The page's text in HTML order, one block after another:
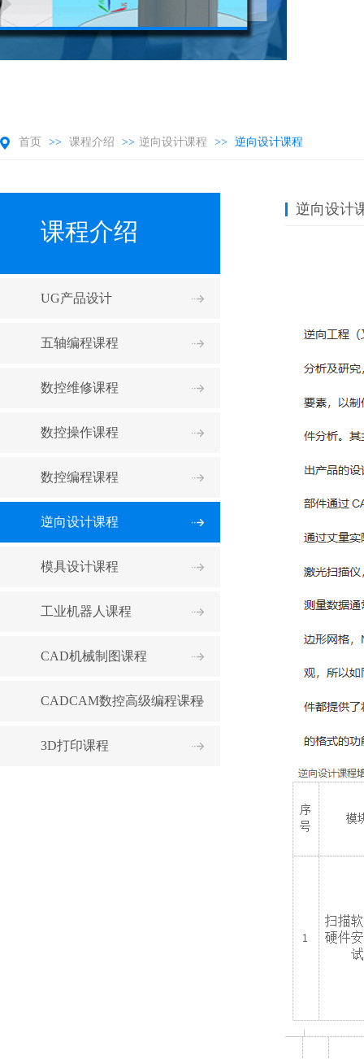
首页 >> 课程介绍 >> 逆向设计课程 >> 逆向设计课程
课程介绍
UG产品设计
五轴编程课程
数控维修课程
数控操作课程
数控编程课程
逆向设计课程
模具设计课程
工业机器人课程
CAD机械制图课程
CADCAM数控高级编程课程
3D打印课程
逆向设计